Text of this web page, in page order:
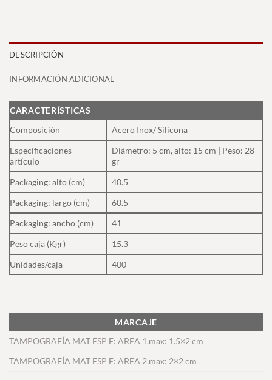
DESCRIPCIÓN
INFORMACIÓN ADICIONAL
CARACTERÍSTICAS
Composición
Acero Inox/ Silicona
Especificaciones
artículo
Diámetro: 5 cm, alto: 15 cm | Peso: 28
gr
Packaging: alto (cm)
40.5
Packaging: largo (cm)
60.5
Packaging: ancho (cm)
41
Peso caja (Kgr)
15.3
Unidades/caja
400
MARCAJE
TAMPOGRAFÍA MAT ESP F: AREA 1.max: 1.5×2 cm
TAMPOGRAFÍA MAT ESP F: AREA 2.max: 2×2 cm